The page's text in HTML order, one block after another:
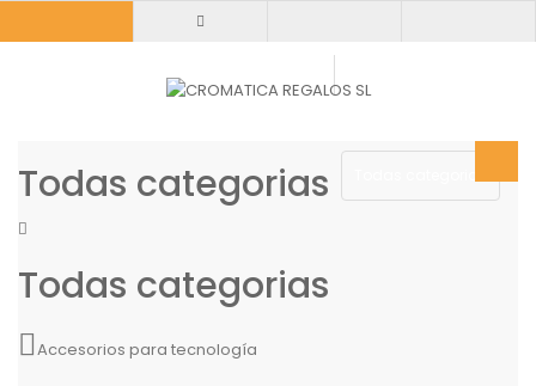
Todas categorias
Todas categorias
Accesorios para tecnología